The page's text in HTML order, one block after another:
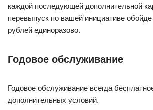
каждой последующей дополнительной
перевыпуск по вашей инициативе
рублей единоразово.
Годовое обслуживание
Годовое обслуживание всегда
дополнительных условий.